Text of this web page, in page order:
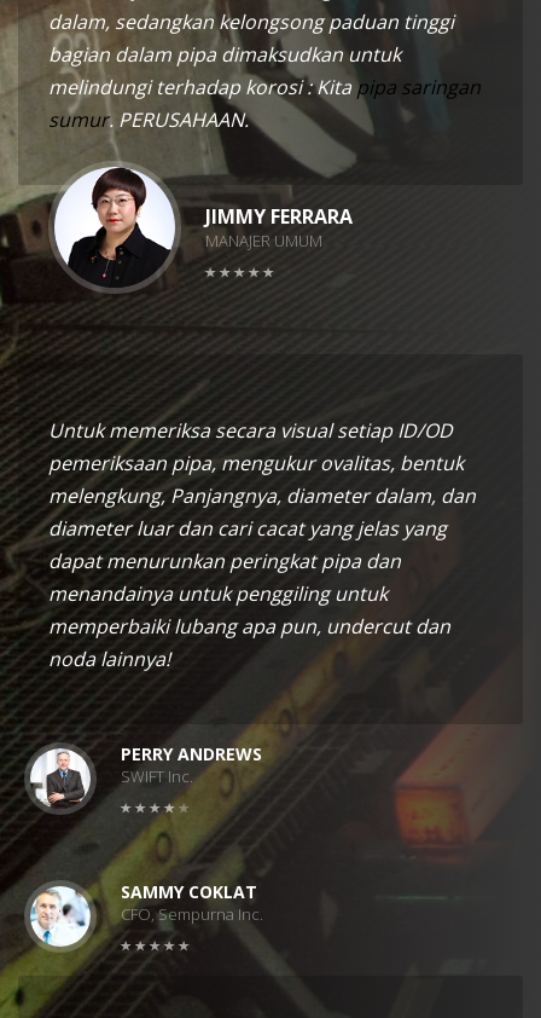
dalam, sedangkan kelongsong paduan tinggi
bagian dalam pipa dimaksudkan untuk
melindungi terhadap korosi : Kitapipa saringan
sumur. PERUSAHAAN.
JIMMY FERRARA
MANAJER UMUM
Untuk memeriksa secara visual setiap ID/OD
pemeriksaan pipa, mengukur ovalitas, bentuk
melengkung, Panjangnya, diameter dalam, dan
diameter luar dan cari cacat yang jelas yang
dapat menurunkan peringkat pipa dan
menandainya untuk penggiling untuk
memperbaiki lubang apa pun, undercut dan
noda lainnya!
PERRY ANDREWS
SWIFT Inc.
SAMMY COKLAT
CFO, Sempurna Inc.